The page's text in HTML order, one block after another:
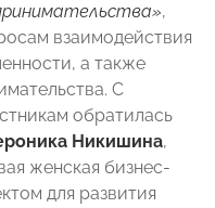
,
взаимодействия
а также
С
обратилась
Никишина,
женская бизнес-
для развития